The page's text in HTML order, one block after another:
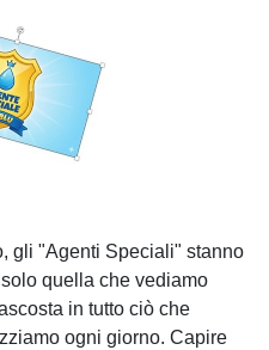
gli "Agenti Speciali" stanno
quella che vediamo
in tutto ciò che
ogni giorno. Capire